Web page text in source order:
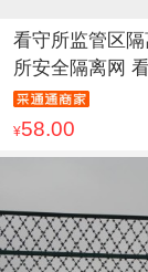
看守所监管区
所安全隔离网
¥58.00